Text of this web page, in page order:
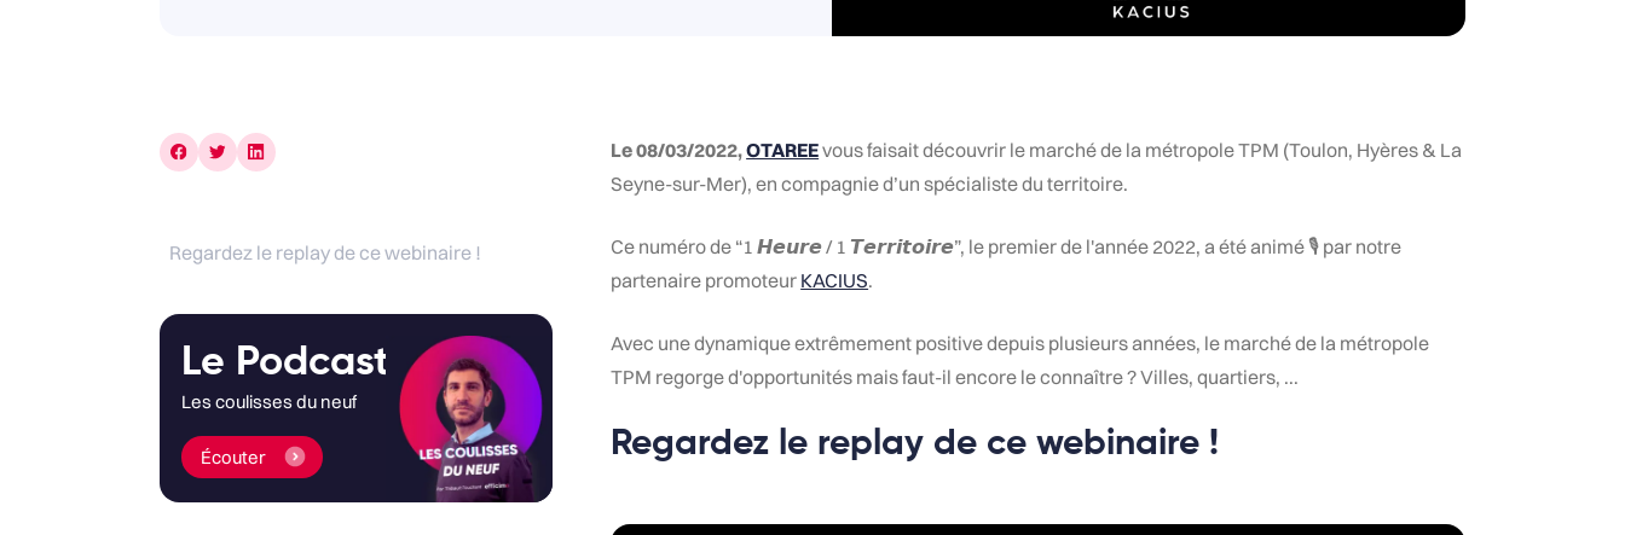
Regardez le replay de ce webinaire !
Le Podcast
Les coulisses du neuf
Écouter
Le 08/03/2022,OTAREEvous faisait découvrir le marché de la métropole TPM (Toulon, Hyères & La
Seyne-sur-Mer), en compagnie d’un spécialiste du territoire.
Ce numéro de “1 𝙃𝙚𝙪𝙧𝙚 / 1 𝙏𝙚𝙧𝙧𝙞𝙩𝙤𝙞𝙧𝙚”, le premier de l'année 2022, a été animé 🎙️ par notre
partenaire promoteur KACIUS.
Avec une dynamique extrêmement positive depuis plusieurs années, le marché de la métropole
TPM regorge d'opportunités mais faut-il encore le connaître ? Villes, quartiers, ...
Regardez le replay de ce webinaire !